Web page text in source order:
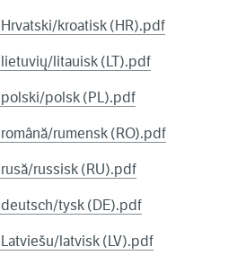
kroatisk (HR).pdf
litauisk (LT).pdf
polski/polsk (PL).pdf
rumensk (RO).pdf
russisk (RU).pdf
tysk (DE).pdf
latvisk (LV).pdf